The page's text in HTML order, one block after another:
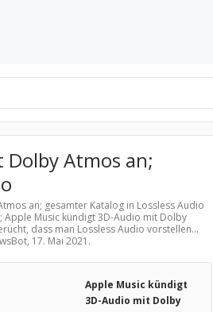
Atmos an;
an; gesamter Katalog in Lossless Audio
Apple Music kündigt 3D-Audio mit Dolby
dass man Lossless Audio vorstellen...
17. Mai 2021 .
Apple Music kündigt
3D-Audio mit Dolby